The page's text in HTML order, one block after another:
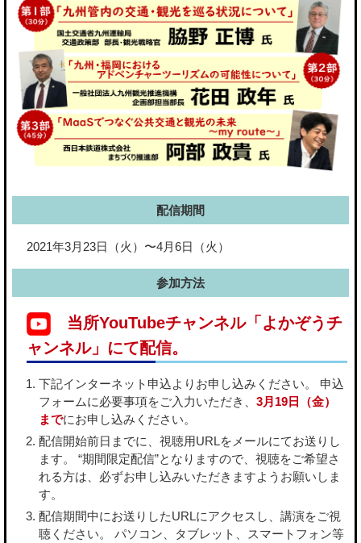
配信期間
2021年3月23日（火）〜4月6日（火）
参加方法
当所YouTubeチャンネル「よかぞうチ
ャンネル」にて配信。
下記インターネット申込よりお申し込みください。 申込
フォームに必要事項をご入力いただき、3月19日（金）
までにお申し込みください。
配信開始前日までに、視聴用URLをメールにてお送りし
ます。 “期間限定配信”となりますので、視聴をご希望さ
れる方は、必ずお申し込みいただきますようお願いしま
す。
配信期間中にお送りしたURLにアクセスし、講演をご視
聴ください。 パソコン、タブレット、スマートフォン等